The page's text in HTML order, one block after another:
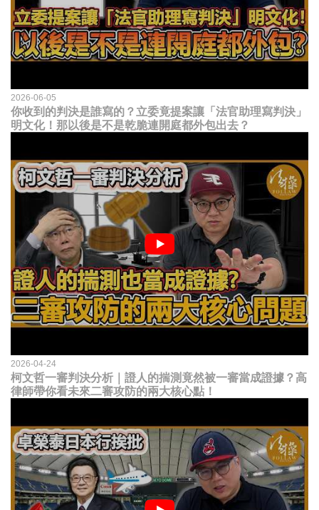
2026-06-05
你收到的判決是誰寫的？立委竟提案讓「法官助理寫判決」
明文化！那以後是不是乾脆連開庭都外包出去？
2026-04-24
柯文哲一審判決分析｜證人的揣測竟然被一審當成證據？高
律師帶你看未來二審攻防的兩大核心點！